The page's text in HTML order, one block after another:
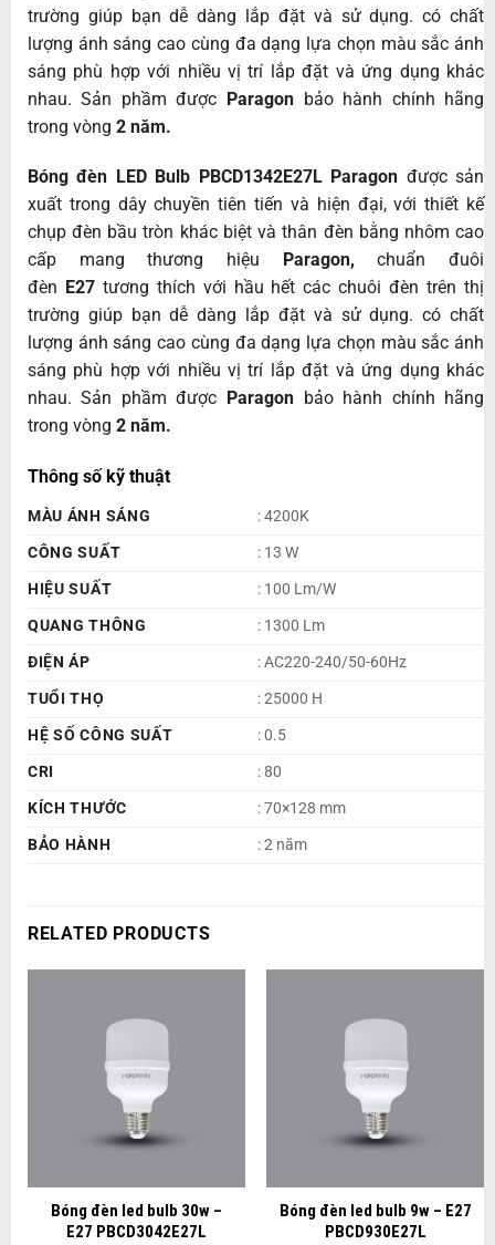
trường giúp bạn dễ dàng lắp đặt và sử dụng. có chất
lượng ánh sáng cao cùng đa dạng lựa chọn màu sắc ánh
sáng phù hợp với nhiều vị trí lắp đặt và ứng dụng khác
nhau. Sản phầm được Paragon bảo hành chính hãng
trong vòng 2 năm.
Bóng đèn LED Bulb PBCD1342E27L Paragon được sản
xuất trong dây chuyền tiên tiến và hiện đại, với thiết kế
chụp đèn bầu tròn khác biệt và thân đèn bằng nhôm cao
cấp mang thương hiệu
Paragon,chuẩn đuôi
đèn E27 tương thích với hầu hết các chuôi đèn trên thị
trường giúp bạn dễ dàng lắp đặt và sử dụng. có chất
lượng ánh sáng cao cùng đa dạng lựa chọn màu sắc ánh
sáng phù hợp với nhiều vị trí lắp đặt và ứng dụng khác
nhau. Sản phầm được
Paragon bảo hành chính hãng
trong vòng 2 năm.
Thông số kỹ thuật
MÀU ÁNH SÁNG
: 4200K
CÔNG SUẤT
: 13 W
HIỆU SUẤT
: 100 Lm/W
QUANG THÔNG
: 1300 Lm
ĐIỆN ÁP
: AC220-240/50-60Hz
TUỔI THỌ
: 25000 H
HỆ SỐ CÔNG SUẤT
: 0.5
CRI
: 80
KÍCH THƯỚC
: 70×128 mm
BẢO HÀNH
: 2 năm
RELATED PRODUCTS
Bóng đèn led bulb 30w –
E27 PBCD3042E27L
Bóng đèn led bulb 9w – E27
PBCD930E27L